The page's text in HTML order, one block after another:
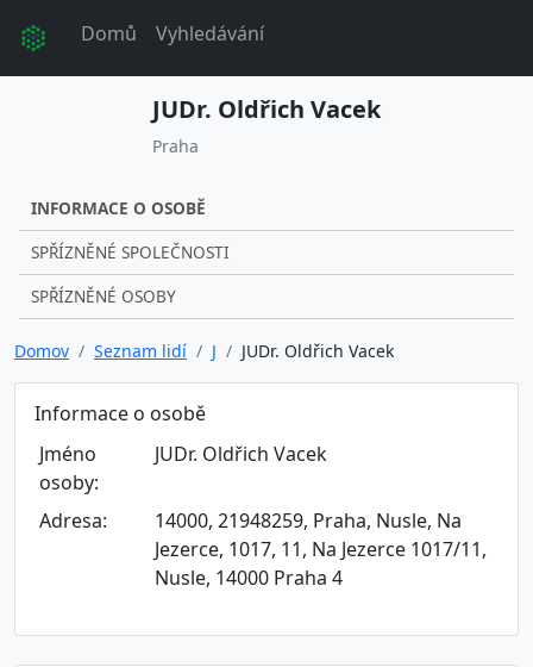
Domů Vyhledávání
JUDr. Oldřich Vacek
Praha
INFORMACE O OSOBĚ
SPŘÍZNĚNÉ SPOLEČNOSTI
SPŘÍZNĚNÉ OSOBY
Domov Seznam lidí J JUDr. Oldřich Vacek
Informace o osobě
Jméno
osoby:
JUDr. Oldřich Vacek
Adresa:
14000, 21948259, Praha, Nusle, Na
Jezerce, 1017, 11, Na Jezerce 1017/11,
Nusle, 14000 Praha 4